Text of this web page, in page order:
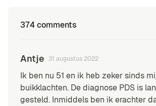
374 comments
Antje 31 augustus 2022
Ik ben nu 51 en ik heb zeker sinds
buikklachten. De diagnose PDS is
gesteld. Inmiddels ben ik erachter